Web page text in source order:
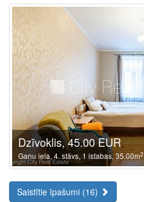
Dzīvoklis, 45.00 EUR
Ganu iela, 4. stāvs, 1 istabas, 35.00m2
Saistītie īpašumi (16)